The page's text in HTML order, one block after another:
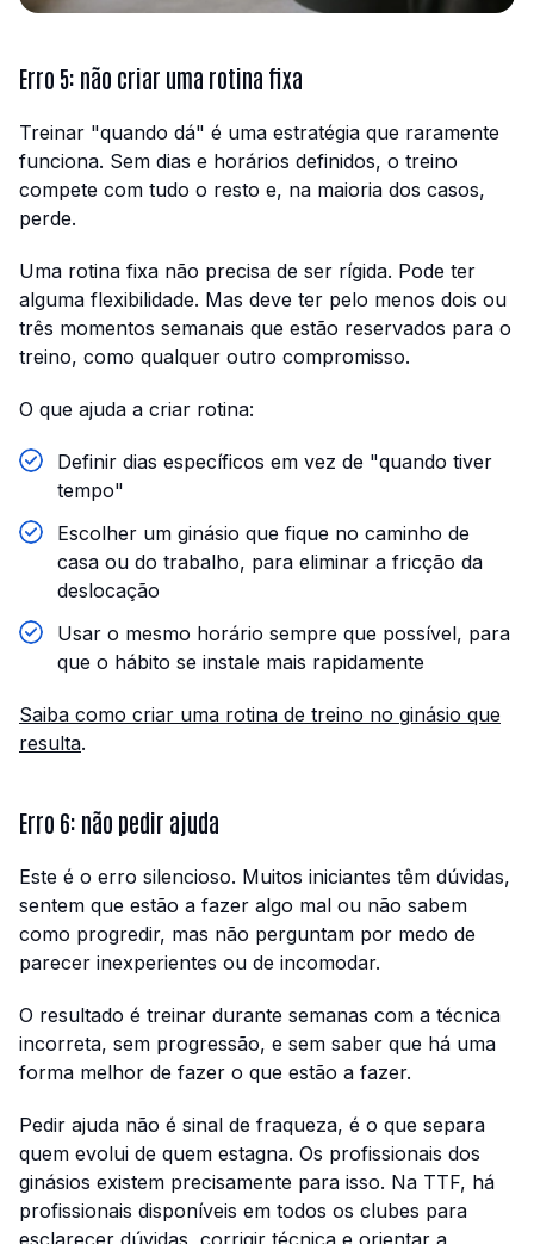
Erro 5: não criar uma rotina fixa
Treinar "quando dá" é uma estratégia que raramente
funciona. Sem dias e horários definidos, o treino
compete com tudo o resto e, na maioria dos casos,
perde.
Uma rotina fixa não precisa de ser rígida. Pode ter
alguma flexibilidade. Mas deve ter pelo menos dois ou
três momentos semanais que estão reservados para o
treino, como qualquer outro compromisso.
O que ajuda a criar rotina:
Definir dias específicos em vez de "quando tiver
tempo"
Escolher um ginásio que fique no caminho de
casa ou do trabalho, para eliminar a fricção da
deslocação
Usar o mesmo horário sempre que possível, para
que o hábito se instale mais rapidamente
Saiba como criar uma rotina de treino no ginásio que
resulta.
Erro 6: não pedir ajuda
Este é o erro silencioso. Muitos iniciantes têm dúvidas,
sentem que estão a fazer algo mal ou não sabem
como progredir, mas não perguntam por medo de
parecer inexperientes ou de incomodar.
O resultado é treinar durante semanas com a técnica
incorreta, sem progressão, e sem saber que há uma
forma melhor de fazer o que estão a fazer.
Pedir ajuda não é sinal de fraqueza, é o que separa
quem evolui de quem estagna. Os profissionais dos
ginásios existem precisamente para isso. Na TTF, há
profissionais disponíveis em todos os clubes para
esclarecer dúvidas, corrigir técnica e orientar a